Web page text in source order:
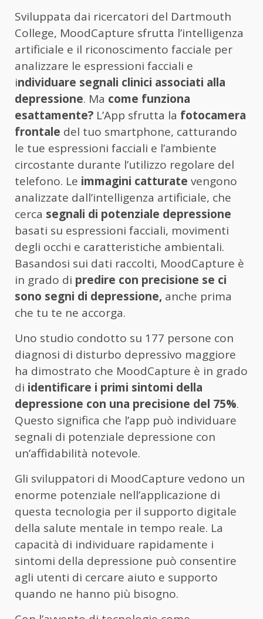
Sviluppata dai ricercatori del Dartmouth
College, MoodCapture sfrutta l’intelligenza
artificiale e il riconoscimento facciale per
analizzare le espressioni facciali e
individuare segnali clinici associati alla
depressione. Ma come funziona
esattamente? L’App sfrutta la fotocamera
frontale del tuo smartphone, catturando
le tue espressioni facciali e l’ambiente
circostante durante l’utilizzo regolare del
telefono. Le immagini catturate vengono
analizzate dall’intelligenza artificiale, che
cerca segnali di potenziale depressione
basati su espressioni facciali, movimenti
degli occhi e caratteristiche ambientali.
Basandosi sui dati raccolti, MoodCapture è
in grado di predire con precisione se ci
sono segni di depressione, anche prima
che tu te ne accorga.
Uno studio condotto su 177 persone con
diagnosi di disturbo depressivo maggiore
ha dimostrato che MoodCapture è in grado
di identificare i primi sintomi della
depressione con una precisione del 75%.
Questo significa che l’app può individuare
segnali di potenziale depressione con
un’affidabilità notevole.
Gli sviluppatori di MoodCapture vedono un
enorme potenziale nell’applicazione di
questa tecnologia per il supporto digitale
della salute mentale in tempo reale. La
capacità di individuare rapidamente i
sintomi della depressione può consentire
agli utenti di cercare aiuto e supporto
quando ne hanno più bisogno.